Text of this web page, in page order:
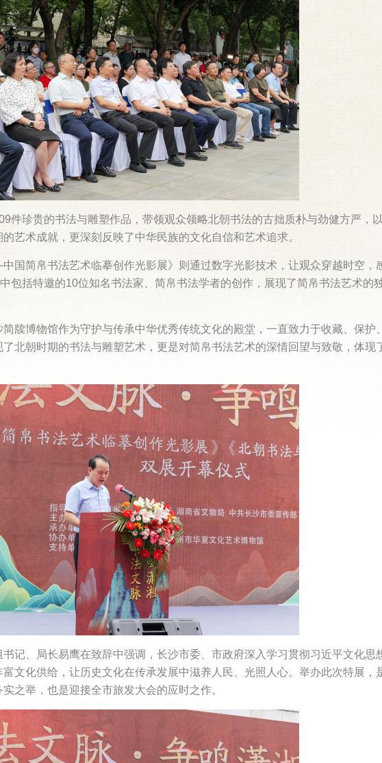
件珍贵的书法与雕塑作品，带领观众领略北朝书法的古拙质朴与劲健方严，
艺术成就，更深刻反映了中华民族的文化自信和艺术追求。
国简帛书法艺术临摹创作光影展》则通过数字光影技术，让观众穿越时空，
包括特邀的10位知名书法家、简帛书法学者的创作，展现了简帛书法艺术的
牍博物馆作为守护与传承中华优秀传统文化的殿堂，一直致力于收藏、保护
北朝时期的书法与雕塑艺术，更是对简帛书法艺术的深情回望与致敬，体现
记、局长易鹰在致辞中强调，长沙市委、市政府深入学习贯彻习近平文化思
文化供给，让历史文化在传承发展中滋养人民、光照人心。举办此次特展，
之举，也是迎接全市旅发大会的应时之作。